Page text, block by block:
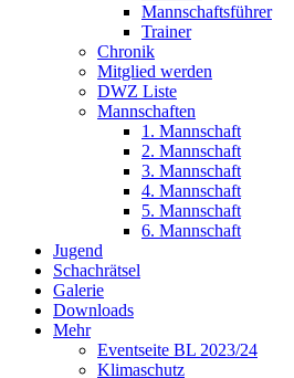
Mannschaftsführer
Trainer
Chronik
Mitglied werden
DWZ Liste
Mannschaften
1. Mannschaft
2. Mannschaft
3. Mannschaft
4. Mannschaft
5. Mannschaft
6. Mannschaft
Jugend
Schachrätsel
Galerie
Downloads
Mehr
Eventseite BL 2023/24
Klimaschutz